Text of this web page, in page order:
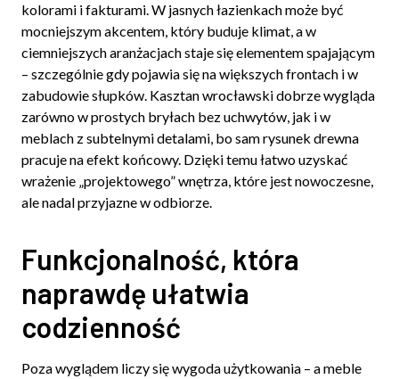
kolorami i fakturami. W jasnych łazienkach może być
mocniejszym akcentem, który buduje klimat, a w
ciemniejszych aranżacjach staje się elementem spajającym
– szczególnie gdy pojawia się na większych frontach i w
zabudowie słupków. Kasztan wrocławski dobrze wygląda
zarówno w prostych bryłach bez uchwytów, jak i w
meblach z subtelnymi detalami, bo sam rysunek drewna
pracuje na efekt końcowy. Dzięki temu łatwo uzyskać
wrażenie „projektowego” wnętrza, które jest nowoczesne,
ale nadal przyjazne w odbiorze.
Funkcjonalność, która
naprawdę ułatwia
codzienność
Poza wyglądem liczy się wygoda użytkowania – a meble